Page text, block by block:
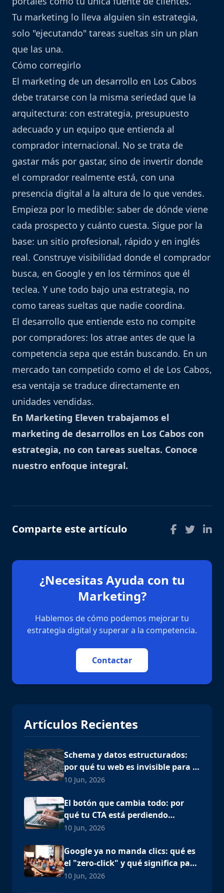
Tu marketing lo lleva alguien sin estrategia,
solo "ejecutando" tareas sueltas sin un plan
que las una.
Cómo corregirlo
El marketing de un desarrollo en Los Cabos
debe tratarse con la misma seriedad que la
arquitectura: con estrategia, presupuesto
adecuado y un equipo que entienda al
comprador internacional. No se trata de
gastar más por gastar, sino de invertir donde
el comprador realmente está, con una
presencia digital a la altura de lo que vendes.
Empieza por lo medible: saber de dónde viene
cada prospecto y cuánto cuesta. Sigue por la
base: un sitio profesional, rápido y en inglés
real. Construye visibilidad donde el comprador
busca, en Google y en los términos que él
teclea. Y une todo bajo una estrategia, no
como tareas sueltas que nadie coordina.
El desarrollo que entiende esto no compite
por compradores: los atrae antes de que la
competencia sepa que están buscando. En un
mercado tan competido como el de Los Cabos,
esa ventaja se traduce directamente en
unidades vendidas.
En Marketing Eleven trabajamos el
marketing de desarrollos en Los Cabos con
estrategia, no con tareas sueltas. Conoce
nuestro enfoque integral.
Comparte este artículo
¿Necesitas Ayuda con tu
Marketing?
Hablemos de cómo podemos mejorar tu
estrategia digital y superar a la competencia.
Contactar
Artículos Recientes
Schema y datos estructurados:
por qué tu web es invisible para la
IA
10 Jun, 2026
El botón que cambia todo: por
qué tu CTA está perdiendo
clientes
10 Jun, 2026
Google ya no manda clics: qué es
el "zero-click" y qué significa para
tu negocio en Los Cabos
10 Jun, 2026